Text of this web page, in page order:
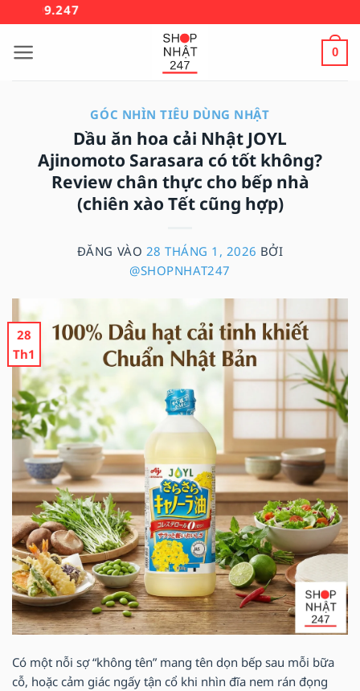
qua
nội
0
GÓC NHÌN TIÊU DÙNG NHẬT
Dầu ăn hoa cải Nhật JOYL
Ajinomoto Sarasara có tốt không?
Review chân thực cho bếp nhà
(chiên xào Tết cũng hợp)
ĐĂNG VÀO 28 THÁNG 1, 2026 BỞI
@SHOPNHAT247
28
Th1
Có một nỗi sợ “không tên” mang tên dọn bếp sau mỗi bữa
cỗ, hoặc cảm giác ngấy tận cổ khi nhìn đĩa nem rán đọng